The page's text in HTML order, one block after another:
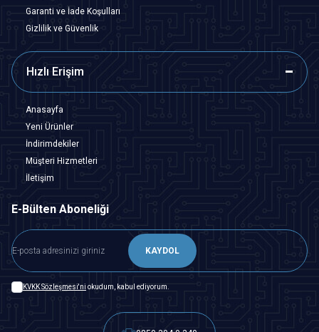
Garanti ve İade Koşulları
Gizlilik ve Güvenlik
Hızlı Erişim
Anasayfa
Yeni Ürünler
İndirimdekiler
Müşteri Hizmetleri
İletişim
E-Bülten Aboneliği
KAYDOL
KVKK Sözleşmesi'ni okudum, kabul ediyorum.